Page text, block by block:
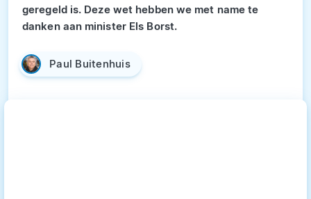
geregeld is. Deze wet hebben we met name te
danken aan minister Els Borst.
Paul Buitenhuis